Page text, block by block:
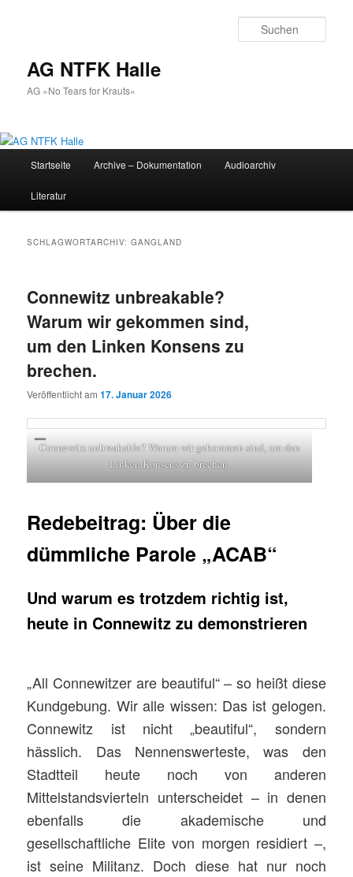
AG NTFK Halle
AG »No Tears for Krauts«
Startseite Archive – Dokumentation Audioarchiv
Literatur
SCHLAGWORTARCHIV:GANGLAND
Connewitz unbreakable?
Warum wir gekommen sind,
um den Linken Konsens zu
brechen.
Veröffentlicht am17. Januar 2026
Connewitz unbreakable? Warum wir gekommen sind, um den
Linken Konsens zu brechen.
Redebeitrag: Über die
dümmliche Parole „ACAB“
Und warum es trotzdem richtig ist,
heute in Connewitz zu demonstrieren
„All Connewitzer are beautiful“ – so heißt diese
Kundgebung. Wir alle wissen: Das ist gelogen.
Connewitz ist nicht „beautiful“, sondern
hässlich. Das Nennenswerteste, was den
Stadtteil heute noch von anderen
Mittelstandsvierteln unterscheidet – in denen
ebenfalls die akademische und
gesellschaftliche Elite von morgen residiert –,
ist seine Militanz. Doch diese hat nur noch